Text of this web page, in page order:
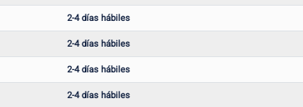
2-4 días hábiles
2-4 días hábiles
2-4 días hábiles
2-4 días hábiles